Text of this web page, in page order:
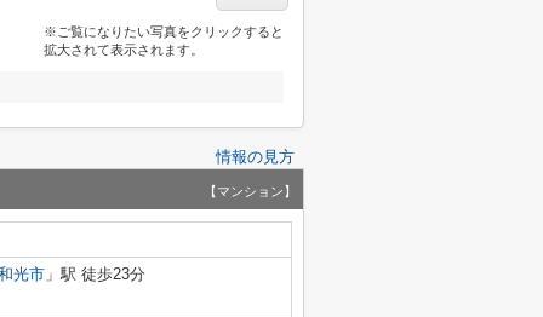
※ご覧になりたい写真をクリックすると
拡大されて表示されます。
情報の見方
【マンション】
光市 」駅 徒歩23分